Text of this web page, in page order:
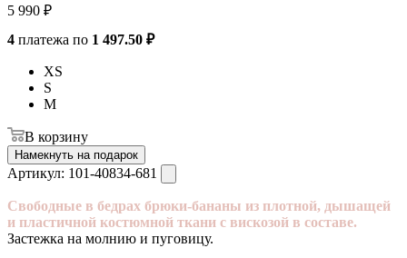
5 990 ₽
4 платежа по 1 497.50 ₽
XS
S
M
В корзину
Намекнуть на подарок
Артикул: 101-40834-681
Свободные в бедрах брюки-бананы из плотной, дышащей
и пластичной костюмной ткани с вискозой в составе.
Застежка на молнию и пуговицу.